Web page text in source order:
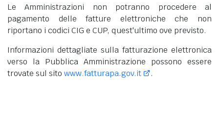
Le Amministrazioni non potranno procedere al
pagamento delle fatture elettroniche che non
riportano i codici CIG e CUP, quest'ultimo ove previsto.
Informazioni dettagliate sulla fatturazione elettronica
verso la Pubblica Amministrazione possono essere
trovate sul sito www.fatturapa.gov.it .